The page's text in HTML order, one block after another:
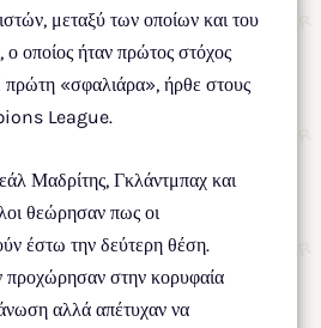
μεταξύ των οποίων και του
οποίος ήταν πρώτος στόχος
«σφαλιάρα», ήρθε στους
League.
Μαδρίτης, Γκλάντμπαχ και
θεώρησαν πως οι
έστω την δεύτερη θέση.
προχώρησαν στην κορυφαία
αλλά απέτυχαν να